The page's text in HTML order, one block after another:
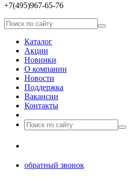
+7(495)967­-65­-76
Каталог
Акции
Новинки
О компании
Новости
Поддержка
Вакансии
Контакты
обратный звонок